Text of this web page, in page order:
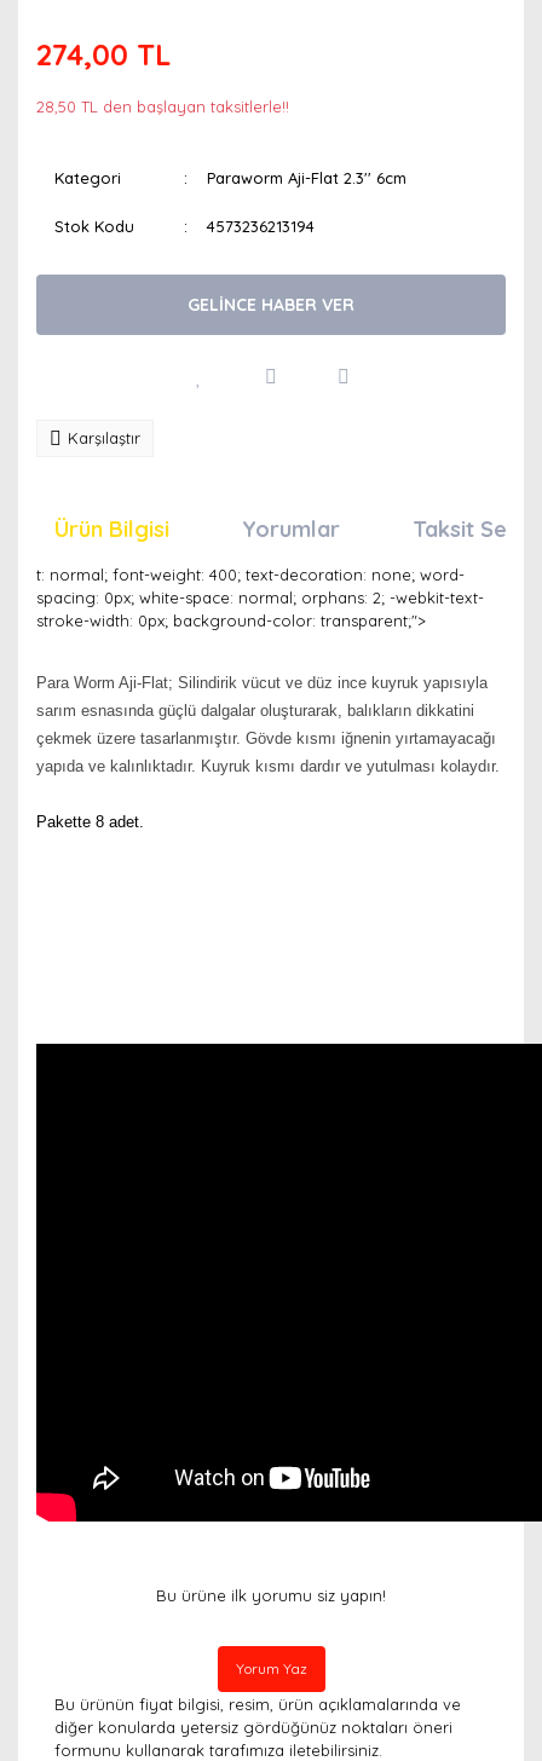
274,00 TL
28,50 TL den başlayan taksitlerle!!
Kategori Paraworm Aji-Flat 2.3'' 6cm
Stok Kodu 4573236213194
GELİNCE HABER VER
Karşılaştır
Ürün Bilgisi Yorumlar Taksit
t: normal; font-weight: 400; text-decoration: none; word-
spacing: 0px; white-space: normal; orphans: 2; -webkit-text-
stroke-width: 0px; background-color: transparent;">
Para Worm Aji-Flat; Silindirik vücut ve düz ince kuyruk yapısıyla
sarım esnasında güçlü dalgalar oluşturarak, balıkların dikkatini
çekmek üzere tasarlanmıştır. Gövde kısmı iğnenin yırtamayacağı
yapıda ve kalınlıktadır. Kuyruk kısmı dardır ve yutulması kolaydır.
Pakette 8 adet.
Bu ürüne ilk yorumu siz yapın!
Yorum Yaz
Bu ürünün fiyat bilgisi, resim, ürün açıklamalarında ve
diğer konularda yetersiz gördüğünüz noktaları öneri
formunu kullanarak tarafımıza iletebilirsiniz.